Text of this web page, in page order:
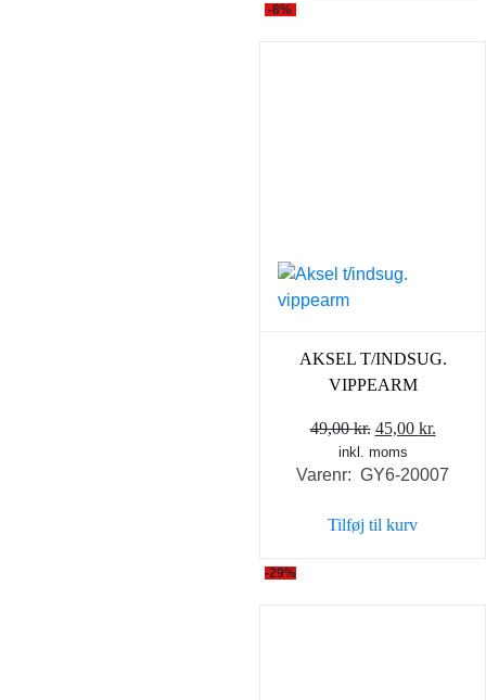
-8%
AKSEL T/INDSUG.
VIPPEARM
49,00kr. Den
oprindelige
pris
49,00 kr..
45,00 kr.
pris
inkl. moms
Varenr: GY6-20007
Tilføj til kurv
-29%